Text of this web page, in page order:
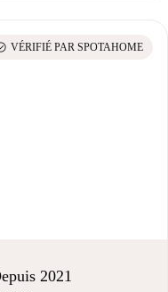
VÉRIFIÉ PAR SPOTAHOME
2021